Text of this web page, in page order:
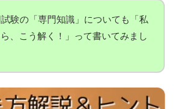
験の「専門知識」についても「私
、こう解く！」って書いてみまし